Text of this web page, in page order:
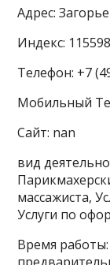
Адрес:
Индекс:
Телефон: +7
Мобильный
Сайт: nan
вид
массажиста,
Услуги по
Время